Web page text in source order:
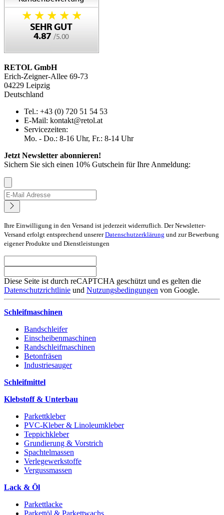
RETOL GmbH
Erich-Zeigner-Allee 69-73
04229 Leipzig
Deutschland
Tel.: +43 (0) 720 51 54 53
E-Mail: kontakt@retol.at
Servicezeiten:
Mo. - Do.: 8-16 Uhr, Fr.: 8-14 Uhr
Jetzt Newsletter abonnieren!
Sichern Sie sich einen 10% Gutschein für Ihre Anmeldung:
Ihre Einwilligung in den Versand ist jederzeit widerruflich. Der Newsletter-
Versand erfolgt entsprechend unsererDatenschutzerklärung und zur Bewerbung
eigener Produkte und Dienstleistungen
Diese Seite ist durch reCAPTCHA geschützt und es gelten die
Datenschutzrichtlinie und Nutzungsbedingungen von Google.
Schleifmaschinen
Bandschleifer
Einscheibenmaschinen
Randschleifmaschinen
Betonfräsen
Industriesauger
Schleifmittel
Klebstoff & Unterbau
Parkettkleber
PVC-Kleber & Linoleumkleber
Teppichkleber
Grundierung & Vorstrich
Spachtelmassen
Verlegewerkstoffe
Vergussmassen
Lack & Öl
Parkettlacke